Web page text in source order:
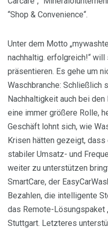
“Shop & Convenience“.
Unter dem Motto
nachhaltig. erfolgreich!“
präsentieren. Es gehe um
Waschbranche: Schließlich
Nachhaltigkeit auch bei
eine immer größere Rolle,
Geschäft lohnt sich, wie
Krisen hätten gezeigt,
stabiler Umsatz- und
weiter zu unterstützen
SmartCare, der
Bezahlen, die intelligente
das Remote-Lösungspaket
Stuttgart. Letzteres